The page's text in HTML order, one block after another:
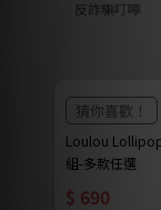
反詐騙叮嚀
優迪國際股份